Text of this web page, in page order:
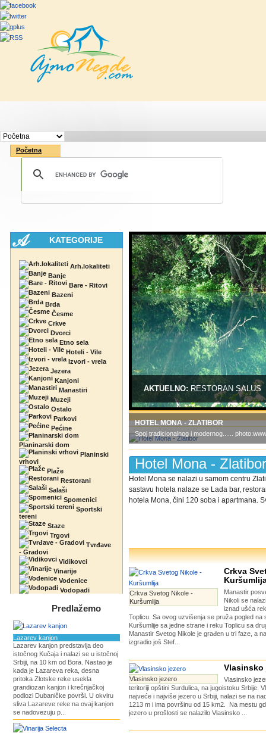
Početna
KATEGORIJE
Arh.lokaliteti
Banje
Bare - Ritovi
Bazeni
Brda
Česme
Crkve
Dvorci
Etno sela
Hoteli - Vile
Izvori - vrela
Jezera
Kanjoni
Manastiri
Muzeji
Ostalo
Parkovi
Pećine
Planinarski dom
Planinski
vrhovi
Plaže
Restorani
Salaši
Spomenici
Sportski
tereni
Staze
Trgovi
Tvrđave
- Gradovi
Vidikovci
Vinarije
Vodenice
Vodopadi
Predlažemo
Lazarev kanjon
Lazarev kanjon predstavlja deo
istočnog Kučaja i nalazi se u istočnoj
Srbiji, na 10 km od Bora. Nastao je
kada je Lazareva reka, desna
pritoka Zlotske reke usekla
grandiozan kanjon i krečnjačkoj
podlozi Dubaničke površi. U okviru
sliva Lazareve reke na ovaj kanjon
se nadovezuju p...
AKTUELNO:RESTORAN SALUS
HOTEL MONA - ZLATIBOR
Spoj tradicionalnog i modernog......
Hotel Mona - Zlatibor
Hotel Mona se nalazi u samom centru
sastavu hotela nalaze se Lada bar,
hotela Mona, čini 120 soba i apartmana.
Crkva Svetog Nikole -
Kuršumlija
Crkva
Manastir
Nikoli se
iznad ušća
Toplicu. Sa ovog uzvišenja se pruža pogled na
Kuršumlije sa jedne strane i reku Toplicu sa
Manastir Svetog Nikole je građen u tri faze, a
izgradio još Stef...
Vlasinsko jezero
Vlasinsko
Vlasinsko
teritoriji opštini Surdulica, na jugoistoku Srbije.
najveće i najviše jezero u Srbiji, nalazi se na
1213 m i ima površinu od 15 km2. Na mestu
jezero u prošlosti se nalazilo Vlasinsko ...